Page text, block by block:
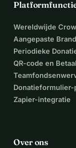
Wereldwijde
Aangepaste
Periodieke
QR-code en
Donatieformulier-
Zapier-integratie
Over ons